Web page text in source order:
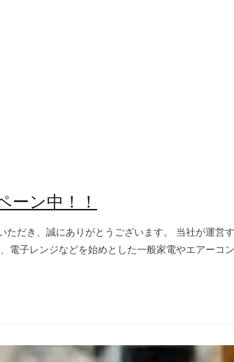
ーン中！！
だき、誠にありがとうございます。 当社が運営
子レンジなどを始めとした一般家電やエアーコ